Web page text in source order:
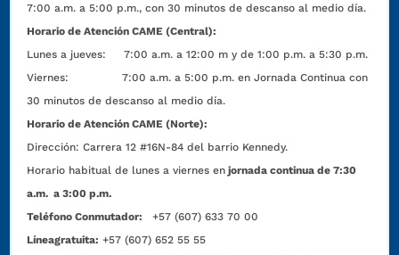
7:00 a.m. a 5:00 p.m., con 30 minutos de descanso al medio día.
Horario de Atención CAME (Central):
Lunes a jueves: 7:00 a.m. a 12:00 m y de 1:00 p.m. a 5:30 p.m.
Viernes: 7:00 a.m. a 5:00 p.m. en Jornada Continua con
30 minutos de descanso al medio día.
Horario de Atención CAME (Norte):
Dirección:Carrera 12 #16N-84 del barrio Kennedy.
Horario habitual de lunes a viernes en jornada continua de 7:30
a.m. a 3:00 p.m.
Teléfono Conmutador:
+57 (607) 633 70 00
Líneagratuita: +57 (607) 652 55 55